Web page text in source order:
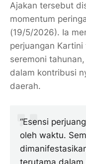
Ajakan tersebut
momentum
(19/5/2026). Ia
perjuangan
seremoni
dalam kontribusi
daerah.
“Esensi
oleh waktu.